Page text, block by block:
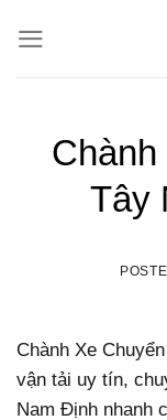
Tây
Chành Xe
vận tải uy tín,
Nam Định nhanh